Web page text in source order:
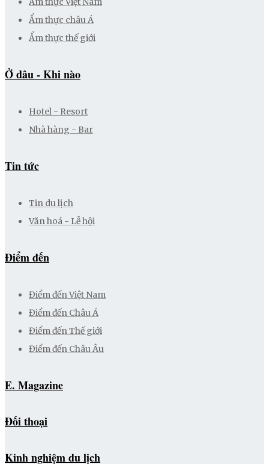
Ẩm thực châu Á
Ẩm thực thế giới
Ở đâu - Khi nào
Hotel - Resort
Nhà hàng - Bar
Tin tức
Tin du lịch
Văn hoá - Lễ hội
Điểm đến
Điểm đến Việt Nam
Điểm đến Châu Á
Điểm đến Thế giới
Điểm đến Châu Âu
E. Magazine
Đối thoại
Kinh nghiệm du lịch